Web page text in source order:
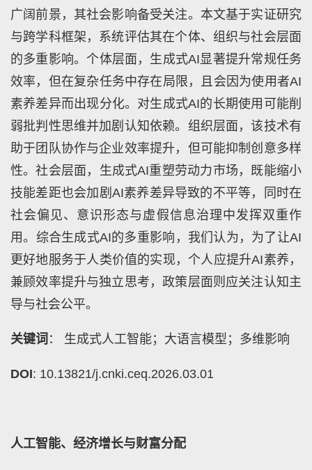
广阔前景，其社会影响备受关注。本文基于实证研究
与跨学科框架，系统评估其在个体、组织与社会层面
的多重影响。个体层面，生成式AI显著提升常规任务
效率，但在复杂任务中存在局限，且会因为使用者AI
素养差异而出现分化。对生成式AI的长期使用可能削
弱批判性思维并加剧认知依赖。组织层面，该技术有
助于团队协作与企业效率提升，但可能抑制创意多样
性。社会层面，生成式AI重塑劳动力市场，既能缩小
技能差距也会加剧AI素养差异导致的不平等，同时在
社会偏见、意识形态与虚假信息治理中发挥双重作
用。综合生成式AI的多重影响，我们认为，为了让AI
更好地服务于人类价值的实现，个人应提升AI素养，
兼顾效率提升与独立思考，政策层面则应关注认知主
导与社会公平。
关键词 ： 生成式人工智能；大语言模型；多维影响
DOI: 10.13821/j.cnki.ceq.2026.03.01
人工智能、经济增长与财富分配